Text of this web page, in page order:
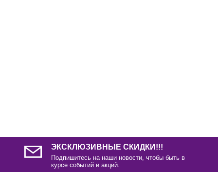
ЭКСКЛЮЗИВНЫЕ СКИДКИ!!!
Подпишитесь на наши новости, чтобы быть в
курсе событий и акций.